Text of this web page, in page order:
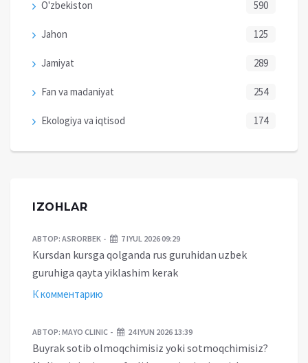
O'zbekiston 590
Jahon 125
Jamiyat 289
Fan va madaniyat 254
Ekologiya va iqtisod 174
IZOHLAR
АВТОР: ASRORBEK 7 IYUL 2026 09:29
Kursdan kursga qolganda rus guruhidan uzbek
guruhiga qayta yiklashim kerak
К комментарию
АВТОР: MAYO CLINIC 24 IYUN 2026 13:39
Buyrak sotib olmoqchimisiz yoki sotmoqchimisiz?